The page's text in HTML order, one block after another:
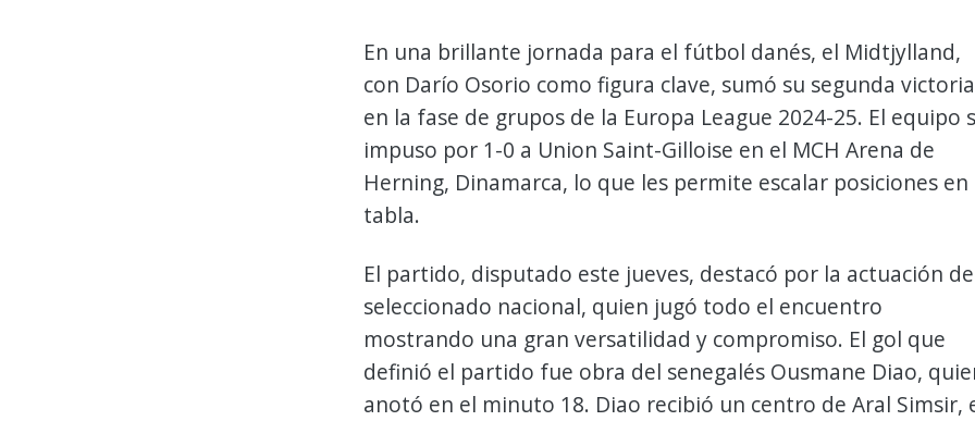
En una brillante jornada para el fútbol danés, el Midtjylland,
con Darío Osorio como figura clave, sumó su segunda victoria
en la fase de grupos de la Europa League 2024-25. El equipo
impuso por 1-0 a Union Saint-Gilloise en el MCH Arena de
Herning, Dinamarca, lo que les permite escalar posiciones en
tabla.
El partido, disputado este jueves, destacó por la actuación
seleccionado nacional, quien jugó todo el encuentro
mostrando una gran versatilidad y compromiso. El gol que
definió el partido fue obra del senegalés Ousmane Diao,
anotó en el minuto 18. Diao recibió un centro de Aral Simsir,